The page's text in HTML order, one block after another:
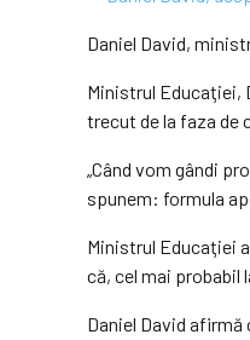
Daniel David,
Ministrul Educaţiei,
trecut de la faza de
„Când vom gândi
spunem: formula
Ministrul Educaţiei
că, cel mai probabil
Daniel David